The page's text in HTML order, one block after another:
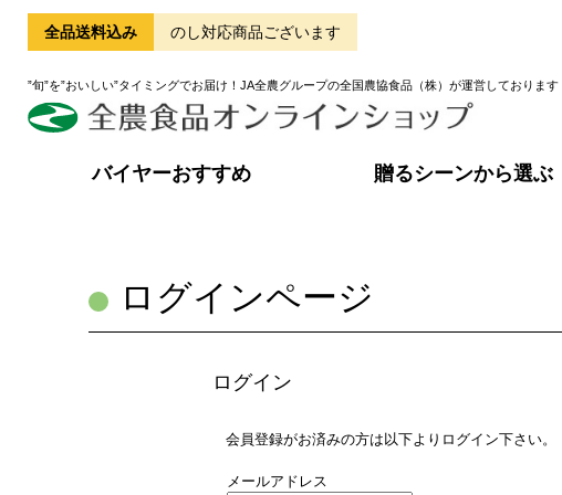
全品送料込み のし対応商品ございます
”旬”を”おいしい”タイミングでお届け！JA全農グループの全国農協食品（株）が運営しております
バイヤーおすすめ 贈るシーンから選ぶ
ログインページ
ログイン
会員登録がお済みの方は以下よりログイン下さい。
メールアドレス